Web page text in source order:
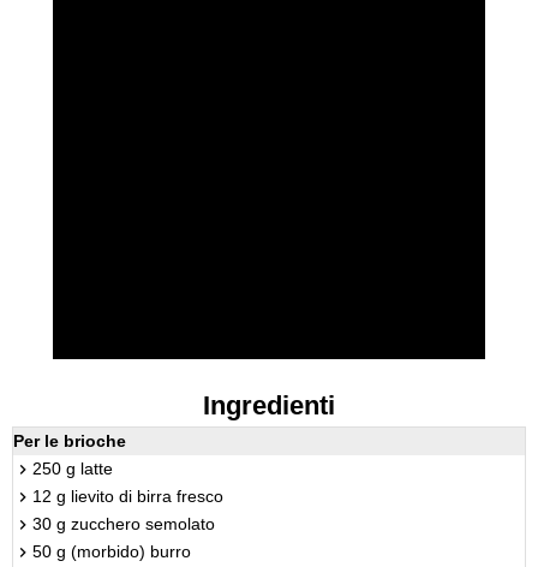
Ingredienti
Per le brioche
250 g latte
12 g lievito di birra fresco
30 g zucchero semolato
50 g (morbido) burro